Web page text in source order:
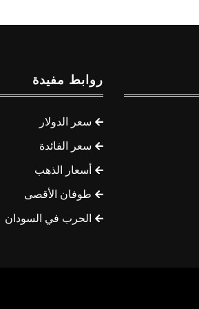
روابط مفيدة
سعر الدولار
سعر الفائدة
أسعار الذهب
طوفان الأقصى
الحرب في السودان